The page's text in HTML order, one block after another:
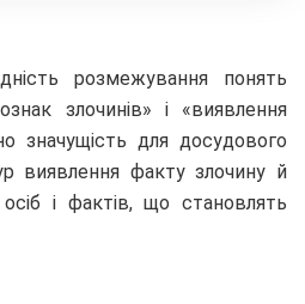
розмежування понять
злочинів» і «виявлення
значущість для досудового
виявлення факту злочину й
і фактів, що становлять